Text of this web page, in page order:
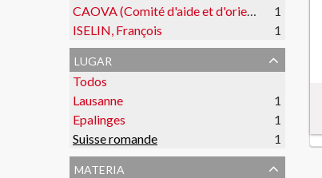
CAOVA (Comité d'aide et d'orientation des victimes de l'amiante)
1
ISELIN, François
1
lugar
Todos
Lausanne
1
Epalinges
1
Suisse romande
1
materia